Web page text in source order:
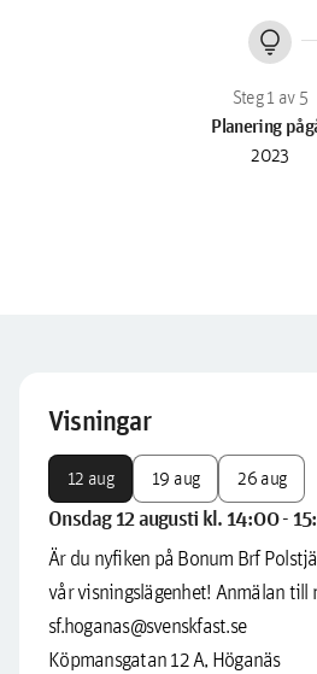
lightbulb
Planering
2023
Visningar
12 aug 19 aug 26 aug
Onsdag 12 augusti kl. 14:00 -
Är du nyfiken på Bonum Brf
vår visningslägenhet! Anmälan till
sf.hoganas@svenskfast.se
Köpmansgatan 12 A, Höganäs